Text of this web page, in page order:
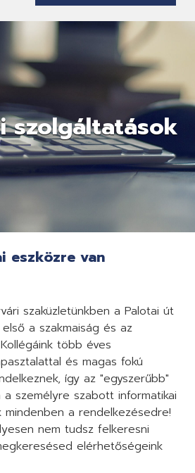
szolgáltatások
eszközre van
szaküzletünkben a Palotai út
a szakmaiság és az
több éves
és magas fokú
így az "egyszerűbb"
személyre szabott informatikai
mindenben a rendelkezésedre!
nem tudsz felkeresni
elérhetőségeink